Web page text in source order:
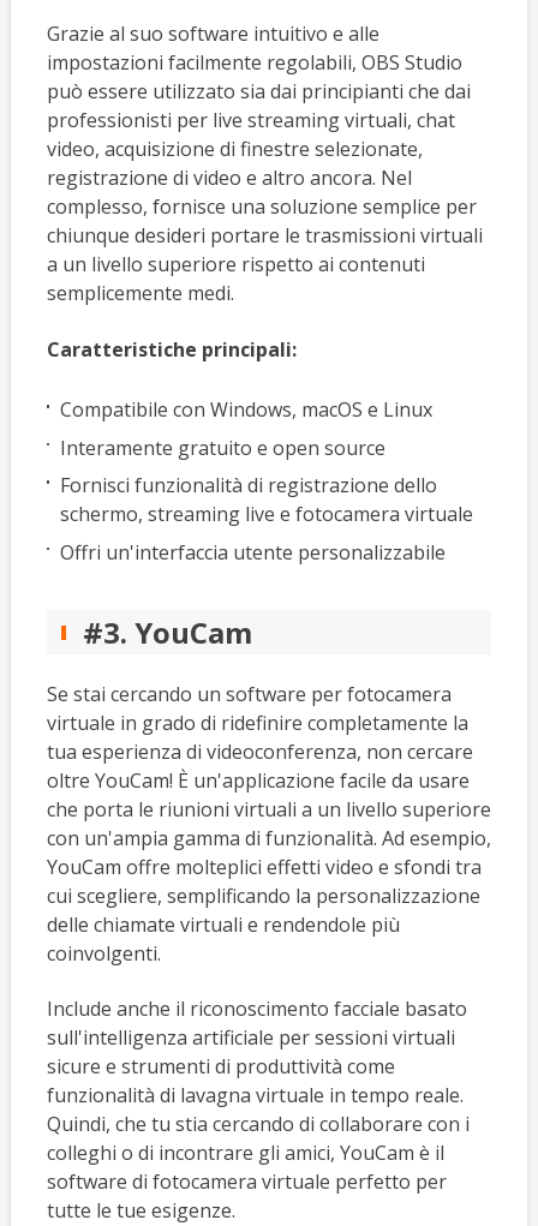
Grazie al suo software intuitivo e alle
impostazioni facilmente regolabili, OBS Studio
può essere utilizzato sia dai principianti che dai
professionisti per live streaming virtuali, chat
video, acquisizione di finestre selezionate,
registrazione di video e altro ancora. Nel
complesso, fornisce una soluzione semplice per
chiunque desideri portare le trasmissioni virtuali
a un livello superiore rispetto ai contenuti
semplicemente medi.
Caratteristiche principali:
Compatibile con Windows, macOS e Linux
Interamente gratuito e open source
Fornisci funzionalità di registrazione dello
schermo, streaming live e fotocamera virtuale
Offri un'interfaccia utente personalizzabile
#3. YouCam
Se stai cercando un software per fotocamera
virtuale in grado di ridefinire completamente la
tua esperienza di videoconferenza, non cercare
oltre YouCam! È un'applicazione facile da usare
che porta le riunioni virtuali a un livello superiore
con un'ampia gamma di funzionalità. Ad esempio,
YouCam offre molteplici effetti video e sfondi tra
cui scegliere, semplificando la personalizzazione
delle chiamate virtuali e rendendole più
coinvolgenti.
Include anche il riconoscimento facciale basato
sull'intelligenza artificiale per sessioni virtuali
sicure e strumenti di produttività come
funzionalità di lavagna virtuale in tempo reale.
Quindi, che tu stia cercando di collaborare con i
colleghi o di incontrare gli amici, YouCam è il
software di fotocamera virtuale perfetto per
tutte le tue esigenze.